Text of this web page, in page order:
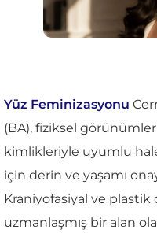
Yüz Feminizasyonu
(BA), fiziksel
kimlikleriyle uyumlu
için derin ve yaşamı
Kraniyofasiyal ve plastik
uzmanlaşmış bir alan